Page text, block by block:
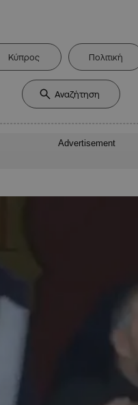
Κύπρος Πολιτική
Advertisement